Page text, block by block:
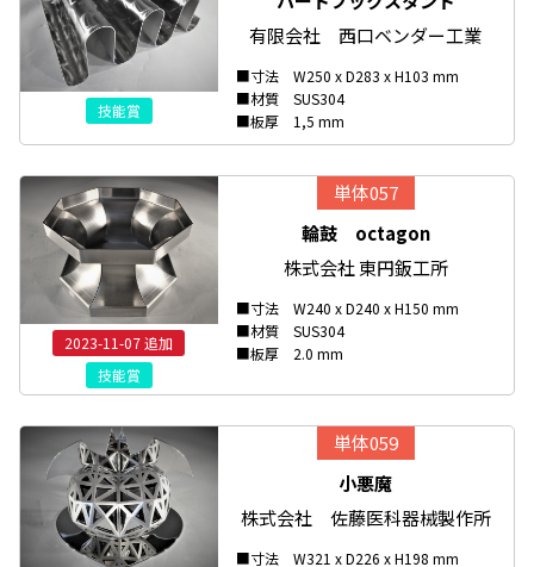
技能賞
有限会社 西口ベンダー工業
■寸法 W250 x D283 x H103 mm
■材質 SUS304
■板厚 1,5 mm
2023-11-07 追加
技能賞
単体057
輪鼓 octagon
株式会社 東円鈑工所
■寸法 W240 x D240 x H150 mm
■材質 SUS304
■板厚 2.0 mm
単体059
小悪魔
株式会社 佐藤医科器械製作所
■寸法 W321 x D226 x H198 mm